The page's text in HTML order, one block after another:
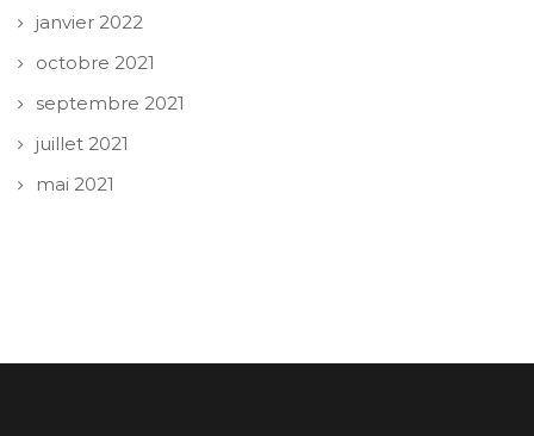
janvier 2022
octobre 2021
septembre 2021
juillet 2021
mai 2021